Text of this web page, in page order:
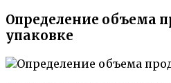
Определение объема
упаковке